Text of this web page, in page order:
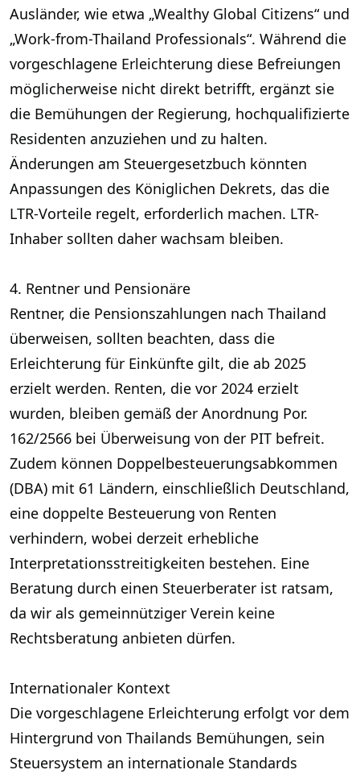
Ausländer, wie etwa „Wealthy Global Citizens“ und
„Work-from-Thailand Professionals“. Während die
vorgeschlagene Erleichterung diese Befreiungen
möglicherweise nicht direkt betrifft, ergänzt sie
die Bemühungen der Regierung, hochqualifizierte
Residenten anzuziehen und zu halten.
Änderungen am Steuergesetzbuch könnten
Anpassungen des Königlichen Dekrets, das die
LTR-Vorteile regelt, erforderlich machen. LTR-
Inhaber sollten daher wachsam bleiben.
4. Rentner und Pensionäre
Rentner, die Pensionszahlungen nach Thailand
überweisen, sollten beachten, dass die
Erleichterung für Einkünfte gilt, die ab 2025
erzielt werden. Renten, die vor 2024 erzielt
wurden, bleiben gemäß der Anordnung Por.
162/2566 bei Überweisung von der PIT befreit.
Zudem können Doppelbesteuerungsabkommen
(DBA) mit 61 Ländern, einschließlich Deutschland,
eine doppelte Besteuerung von Renten
verhindern, wobei derzeit erhebliche
Interpretationsstreitigkeiten bestehen. Eine
Beratung durch einen Steuerberater ist ratsam,
da wir als gemeinnütziger Verein keine
Rechtsberatung anbieten dürfen.
Internationaler Kontext
Die vorgeschlagene Erleichterung erfolgt vor dem
Hintergrund von Thailands Bemühungen, sein
Steuersystem an internationale Standards